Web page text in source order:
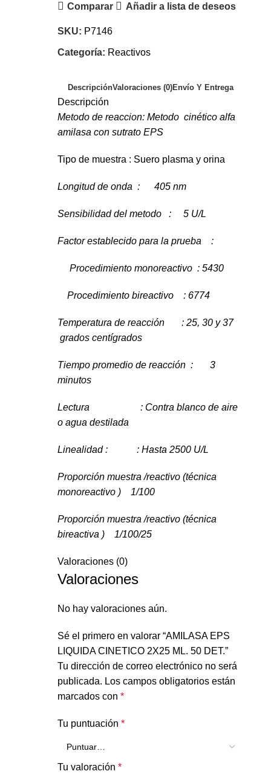
Comparar Añadir a lista de deseos
SKU: P7146
Categoría: Reactivos
DescripciónValoraciones (0)Envío Y Entrega
Descripción
Metodo de reaccion: Metodo cinético alfa
amilasa con sutrato EPS
Tipo de muestra : Suero plasma y orina
Longitud de onda : 405 nm
Sensibilidad del metodo : 5 U/L
Factor establecido para la prueba :
Procedimiento monoreactivo : 5430
Procedimiento bireactivo : 6774
Temperatura de reacción : 25, 30 y 37
grados centígrados
Tiempo promedio de reacción : 3
minutos
Lectura : Contra blanco de aire
o agua destilada
Linealidad : : Hasta 2500 U/L
Proporción muestra /reactivo (técnica
monoreactivo ) 1/100
Proporción muestra /reactivo (técnica
bireactiva ) 1/100/25
Valoraciones (0)
Valoraciones
No hay valoraciones aún.
Sé el primero en valorar “AMILASA EPS
LIQUIDA CINETICO 2X25 ML. 50 DET.”
Tu dirección de correo electrónico no será
publicada. Los campos obligatorios están
marcados con *
Tu puntuación *
Tu valoración *